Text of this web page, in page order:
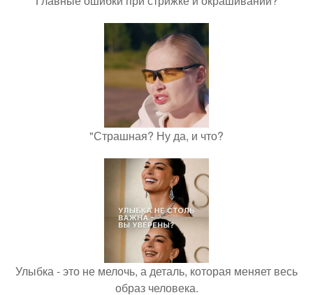
"Страшная? Ну да, и что?
Улыбка - это не мелочь, а деталь, которая меняет весь
образ человека.